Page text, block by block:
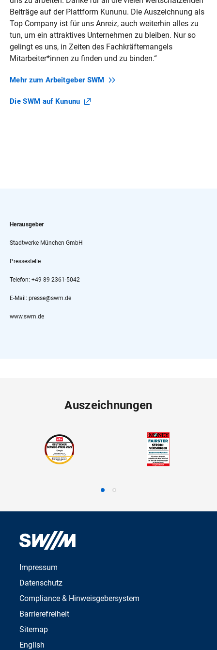
Beiträge auf der Plattform Kununu. Die Auszeichnung als
Top Company ist für uns Anreiz, auch weiterhin alles zu
tun, um ein attraktives Unternehmen zu bleiben. Nur so
gelingt es uns, in Zeiten des Fachkräftemangels
Mitarbeiter*innen zu finden und zu binden.“
Mehr zum Arbeitgeber SWM
Die SWM auf Kununu
Herausgeber
Stadtwerke München GmbH
Pressestelle
Telefon: +49 89 2361-5042
E-Mail: presse@swm.de
www.swm.de
Auszeichnungen
Impressum
Datenschutz
Compliance & Hinweisgebersystem
Barrierefreiheit
Sitemap
English